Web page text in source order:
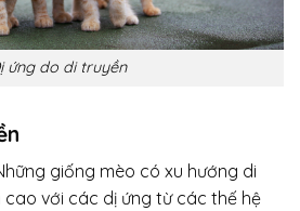
ứng do di truyền
giống mèo có xu hướng di
với các dị ứng từ các thế hệ